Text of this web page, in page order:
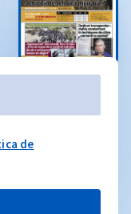
de